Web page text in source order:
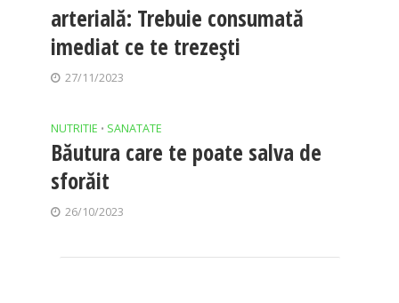
arterială: Trebuie consumată
imediat ce te trezești
27/11/2023
NUTRITIE • SANATATE
Băutura care te poate salva de
sforăit
26/10/2023